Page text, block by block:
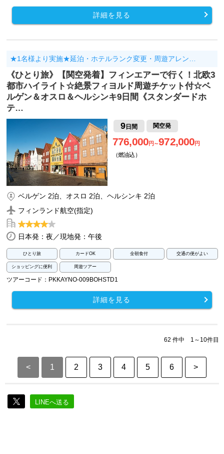
詳細を見る
★1名様より実施★延泊・ホテルランク変更・周遊アレン…
《ひとり旅》【関空発着】フィンエアーで行く！北欧3
都市ハイライト☆絶景フィヨルド周遊チケット付☆ベ
ルゲン＆オスロ＆ヘルシンキ9日間《スタンダードホ
テ…
9日間 関空発
776,000円～972,000円
（燃油込）
ベルゲン 2泊、オスロ 2泊、ヘルシンキ 2泊
フィンランド航空(指定)
日本発：夜／現地発：午後
ひとり旅 カードOK 全朝食付 交通の便がよい
ショッピングに便利 周遊ツアー
ツアーコード：PKKAYNO-009BOHSTD1
詳細を見る
62 件中 1～10件目
< 1 2 3 4 5 6 >
LINEへ送る